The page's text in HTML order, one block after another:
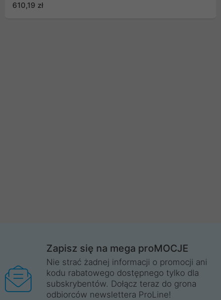
610,19 zł
Zapisz się na mega proMOCJE
Nie strać żadnej informacji o promocji ani
kodu rabatowego dostępnego tylko dla
subskrybentów. Dołącz teraz do grona
odbiorców newslettera ProLine!